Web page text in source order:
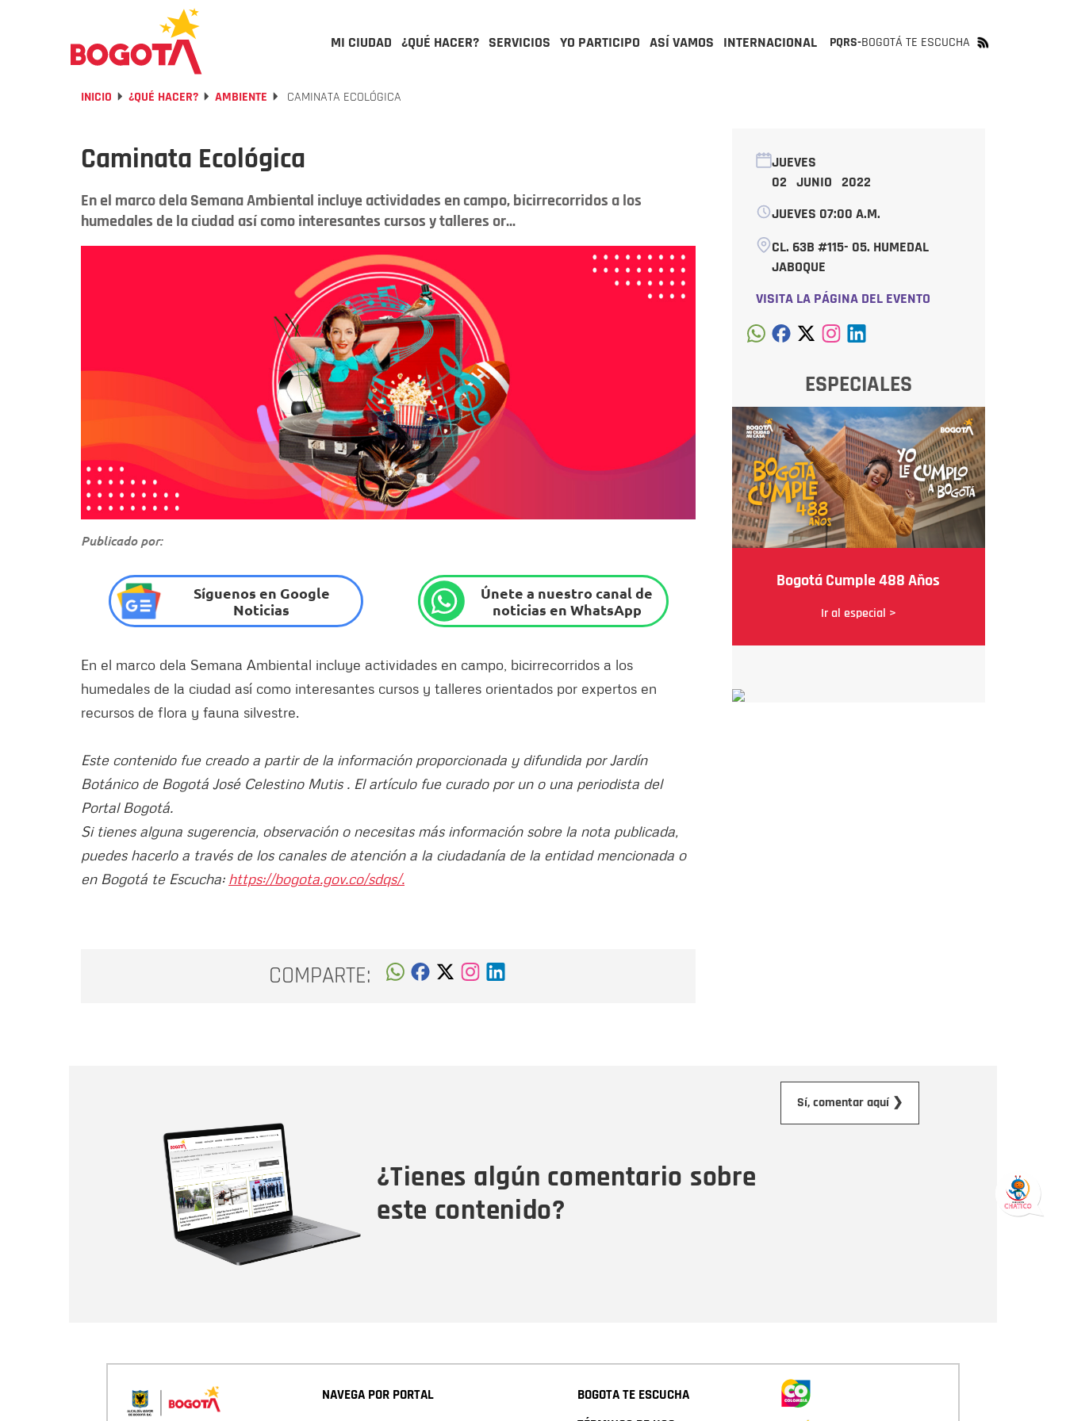
MI CIUDAD ¿QUÉ HACER? SERVICIOS YO PARTICIPO ASÍ VAMOS INTERNACIONAL PQRS-BOGOTÁ TE ESCUCHA
INICIO ¿QUÉ HACER? AMBIENTE CAMINATA ECOLÓGICA
Caminata Ecológica
En el marco dela Semana Ambiental incluye actividades en campo, bicirrecorridos a los
humedales de la ciudad así como interesantes cursos y talleres or...
Publicado por:
Síguenos en Google
Noticias
Únete a nuestro canal de
noticias en WhatsApp
En el marco dela Semana Ambiental incluye actividades en campo, bicirrecorridos a los
humedales de la ciudad así como interesantes cursos y talleres orientados por expertos en
recursos de flora y fauna silvestre.
Este contenido fue creado a partir de la información proporcionada y difundida por Jardín
Botánico de Bogotá José Celestino Mutis . El artículo fue curado por un o una periodista del
Portal Bogotá.
Si tienes alguna sugerencia, observación o necesitas más información sobre la nota publicada,
puedes hacerlo a través de los canales de atención a la ciudadanía de la entidad mencionada o
en Bogotá te Escucha: https://bogota.gov.co/sdqs/.
COMPARTE:
JUEVES
02 JUNIO 2022
JUEVES 07:00 A.M.
CL. 63B #115- 05. HUMEDAL
JABOQUE
VISITA LA PÁGINA DEL EVENTO
ESPECIALES
Bogotá Cumple 488 Años
Ir al especial >
¿Tienes algún comentario sobre
este contenido?
Sí, comentar aquí ❯
NAVEGA POR PORTAL
BOGOTA TE ESCUCHA